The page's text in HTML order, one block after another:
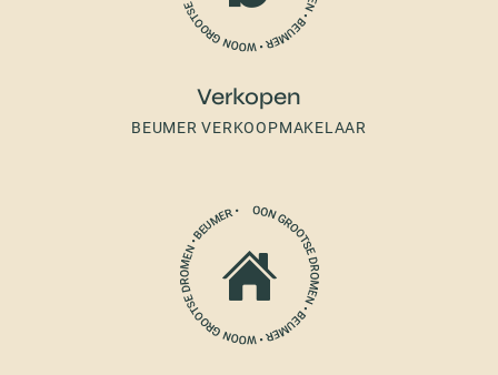
Verkopen
BEUMER VERKOOPMAKELAAR